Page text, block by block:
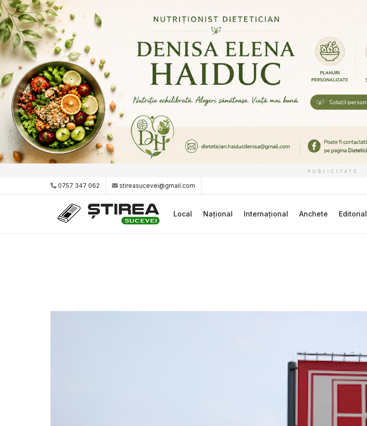
PUBLICITATE
0757 347 062 stireasucevei@gmail.com
Local Național Internațional Anchete Editorial